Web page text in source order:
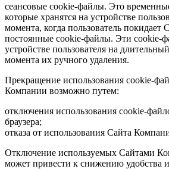
сеансовые cookie-файлы. Это
которые хранятся на устройстве
момента, когда пользователь
постоянные cookie-файлы. Эти cookie-
устройстве пользователя на
момента их ручного удаления.
Прекращение использования cookie-
Компании возможно путем:
отключения использования cookie-
браузера;
отказа от использования Сайта
Отключение используемых Сайтами
может привести к снижению удобства